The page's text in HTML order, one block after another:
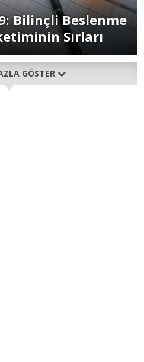
Bilinçli Beslenme
Sırları
GÖSTER